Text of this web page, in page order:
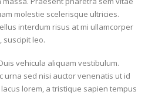
molestie scelerisque ultricies.
interdum risus at mi ullamcorper
suscipit leo.
vehicula aliquam vestibulum.
urna sed nisi auctor venenatis ut id
lorem, a tristique sapien tempus